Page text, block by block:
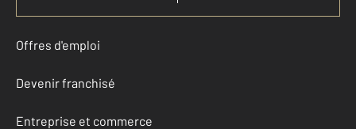
Offres d'emploi
Devenir franchisé
Entreprise et commerce